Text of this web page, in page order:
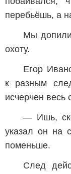
перебьёшь, а
Мы
охоту.
Егор
к разным
исчерчен весь
— Ишь,
указал он на
поменьше.
След